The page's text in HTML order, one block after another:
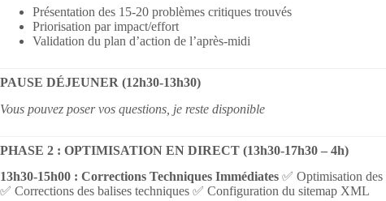
Présentation des 15-20 problèmes critiques trouvés
Priorisation par impact/effort
Validation du plan d’action de l’après-midi
PAUSE DÉJEUNER (12h30-13h30)
Vous pouvez poser vos questions, je reste disponible
PHASE 2 : OPTIMISATION EN DIRECT (13h30-17h30 – 4h)
13h30-15h00 : Corrections Techniques Immédiates ✅ Optimisation
✅ Corrections des balises techniques ✅ Configuration du sitemap XML